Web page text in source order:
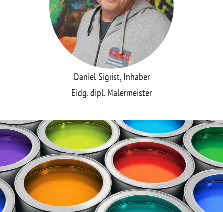
Daniel Sigrist, Inhaber
Eidg. dipl. Malermeister